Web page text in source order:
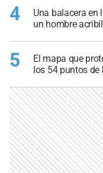
4
Una balacera en
un hombre
5
El mapa que
los 54 puntos de